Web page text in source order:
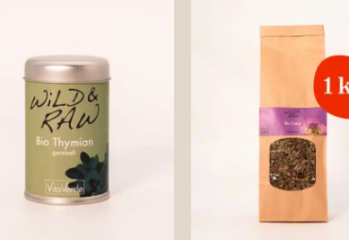
Wunschliste